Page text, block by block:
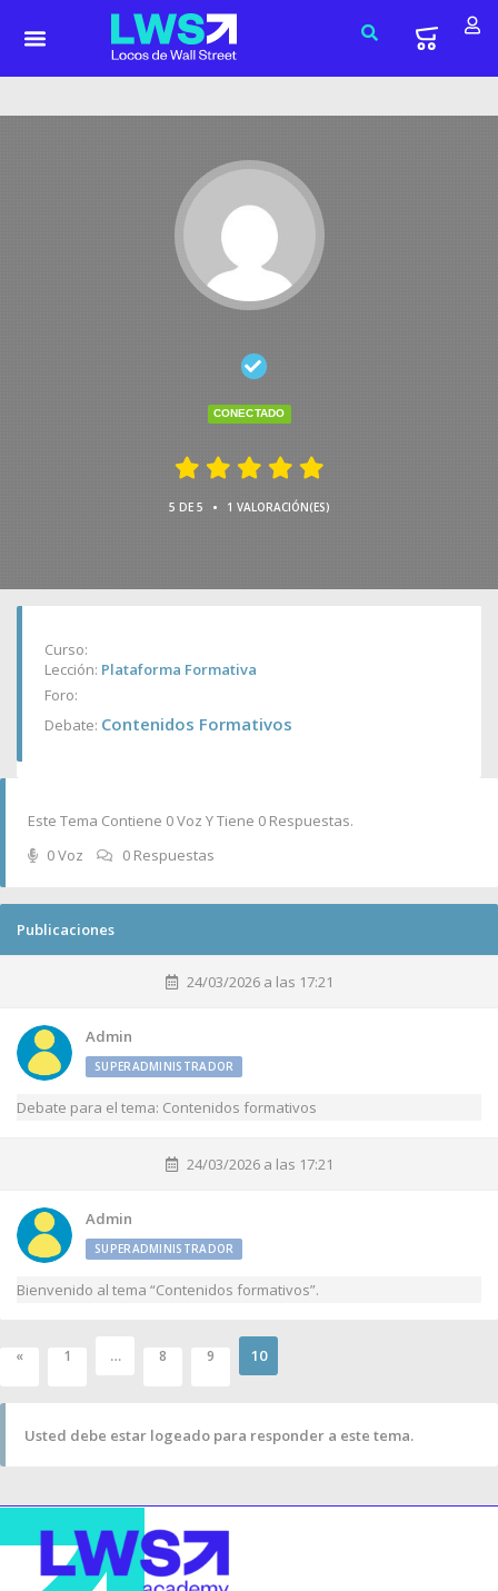
CONECTADO
5 DE 5 • 1 VALORACIÓN(ES)
Curso:
Lección: Plataforma Formativa
Foro:
Debate: Contenidos Formativos
Este Tema Contiene 0 Voz Y Tiene 0 Respuestas.
0 Voz
0 Respuestas
Publicaciones
24/03/2026 a las 17:21
Admin
SUPERADMINISTRADOR
Debate para el tema: Contenidos formativos
24/03/2026 a las 17:21
Admin
SUPERADMINISTRADOR
Bienvenido al tema “Contenidos formativos”.
« 1 … 8 9 10
Usted debe estar logeado para responder a este tema.